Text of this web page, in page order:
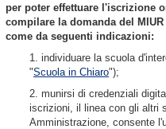
per poter effettuare l'iscrizione
compilare la domanda del
come da seguenti indicazioni:
1. individuare la scuola
"Scuola in Chiaro");
2. munirsi di credenziali
iscrizioni, il linea con gli altri
Amministrazione, consente